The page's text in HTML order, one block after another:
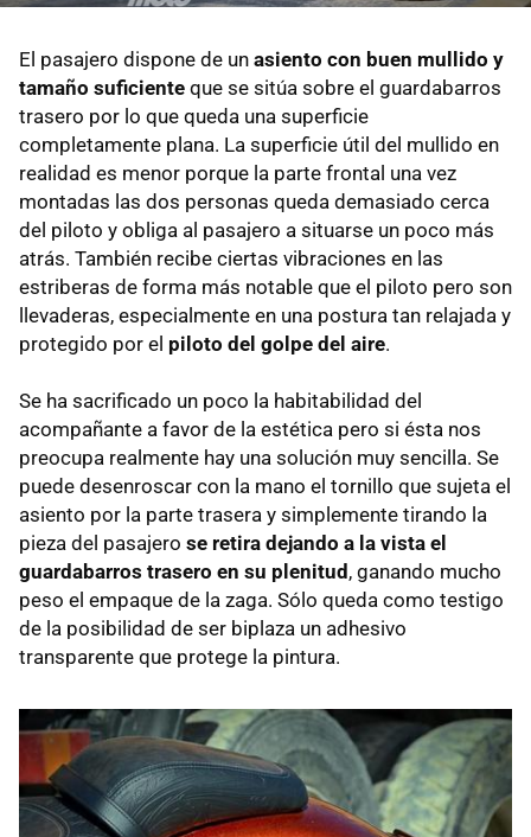
El pasajero dispone de un asiento con buen mullido y
tamaño suficiente que se sitúa sobre el guardabarros
trasero por lo que queda una superficie
completamente plana. La superficie útil del mullido en
realidad es menor porque la parte frontal una vez
montadas las dos personas queda demasiado cerca
del piloto y obliga al pasajero a situarse un poco más
atrás. También recibe ciertas vibraciones en las
estriberas de forma más notable que el piloto pero son
llevaderas, especialmente en una postura tan relajada y
protegido por el piloto del golpe del aire.
Se ha sacrificado un poco la habitabilidad del
acompañante a favor de la estética pero si ésta nos
preocupa realmente hay una solución muy sencilla. Se
puede desenroscar con la mano el tornillo que sujeta el
asiento por la parte trasera y simplemente tirando la
pieza del pasajero se retira dejando a la vista el
guardabarros trasero en su plenitud, ganando mucho
peso el empaque de la zaga. Sólo queda como testigo
de la posibilidad de ser biplaza un adhesivo
transparente que protege la pintura.